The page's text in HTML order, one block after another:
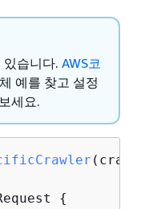
습니다. AWS코
예를 찾고 설정
세요.
{